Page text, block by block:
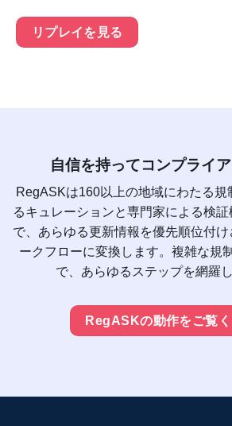
リプレイを見る
自信を持ってコンプライ
RegASKは160以上の地域にわたる規
るキュレーションと専門家による検
で、あらゆる更新情報を優先順位付
ークフローに変換します。複雑な規
で、あらゆるステップを網羅
RegASKの動作をご覧